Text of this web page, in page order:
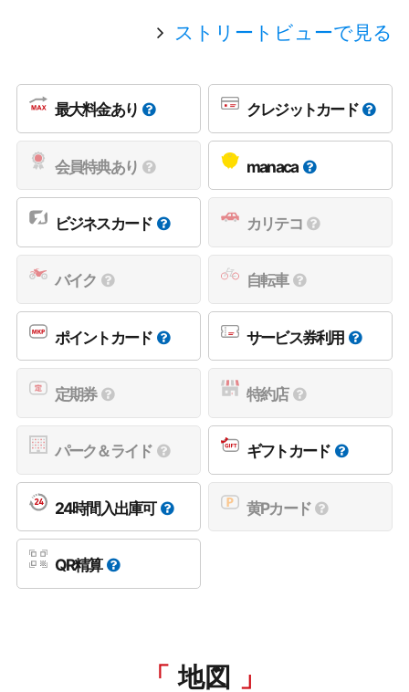
ストリートビューで見る
最大料金あり クレジットカード
会員特典あり manaca
ビジネスカード カリテコ
バイク 自転車
ポイントカード サービス券利用
定期券 特約店
パーク＆ライド ギフトカード
24時間入出庫可 黄Pカード
QR精算
地図